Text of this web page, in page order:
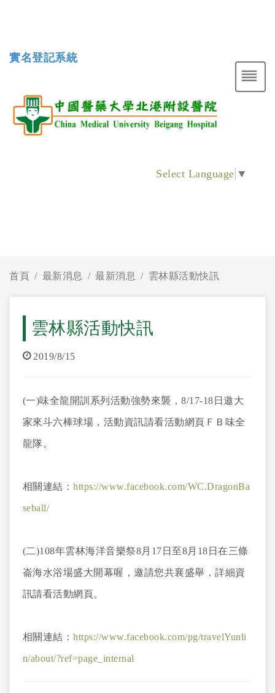
實名登記系統
Select Language ▼
首頁 最新消息 最新消息 雲林縣活動快訊
雲林縣活動快訊
2019/8/15
(一)味全龍開訓系列活動強勢來襲，8/17-18日邀大
家來斗六棒球場，活動資訊請看活動網頁ＦＢ味全
龍隊。
相關連結：https://www.facebook.com/WC.DragonBa
seball/
(二)108年雲林海洋音樂祭8月17日至8月18日在三條
崙海水浴場盛大開幕喔，邀請您共襄盛舉，詳細資
訊請看活動網頁。
相關連結：https://www.facebook.com/pg/travelYunli
n/about/?ref=page_internal